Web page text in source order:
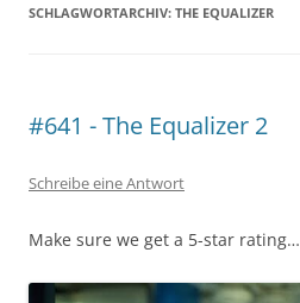
SCHLAGWORTARCHIV: THE EQUALIZER
#641 - The Equalizer 2
Schreibe eine Antwort
Make sure we get a 5-star rating…